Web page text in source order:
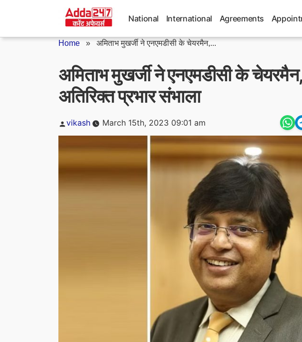
National International Agreements
Home » अमिताभ मुखर्जी ने एनएमडीसी के चेयरमैन,...
अमिताभ मुखर्जी ने एनएमडीसी के
अतिरिक्त प्रभार संभाला
Posted
vikash March 15th, 2023 09:01 am